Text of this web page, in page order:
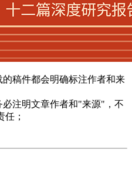
稿件都会明确标注作者和来
注明文章作者和"来源"，不
；